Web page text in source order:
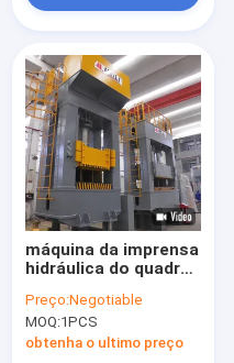
máquina da imprensa
hidráulica do quadro
formar a pressão 10-
15mm/S
Preço:Negotiable
MOQ:1PCS
obtenha o ultimo preço